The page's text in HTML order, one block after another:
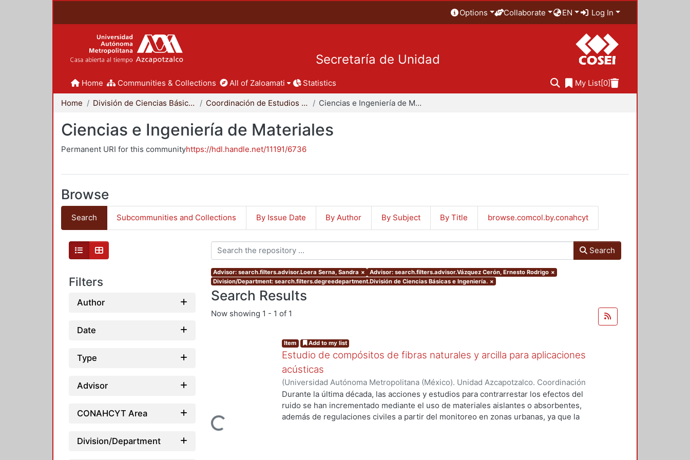
Options Collaborate EN Log In
Secretaría de Unidad
Home Communities & Collections All of Zaloamati Statistics My List[0]
Home División de Ciencias Básicas e Ingeniería Coordinación de Estudios de Posgrado - CBI Ciencias e Ingeniería de Materiales
Ciencias e Ingeniería de Materiales
Permanent URI for this communityhttps://hdl.handle.net/11191/6736
Browse
Search Subcommunities and Collections By Issue Date By Author By Subject By Title browse.comcol.by.conahcyt
Filters
Author
Date
Type
Advisor
CONAHCYT Area
Division/Department
Search
Advisor: search.filters.advisor.Loera Serna, Sandra × Advisor: search.filters.advisor.Vázquez Cerón, Ernesto Rodrigo ×
Division/Department: search.filters.degreedepartment.División de Ciencias Básicas e Ingeniería. ×
Search Results
Now showing 1 - 1 of 1
Loading...
Item Add to my list
Estudio de compósitos de fibras naturales y arcilla para aplicaciones
acústicas
(Universidad Autónoma Metropolitana (México). Unidad Azcapotzalco. Coordinación
de Servicios de Información.,2022-07 )Victoria Martínez, Uriel
Durante la última década, las acciones y estudios para contrarrestar los efectos del
ruido se han incrementado mediante el uso de materiales aislantes o absorbentes,
además de regulaciones civiles a partir del monitoreo en zonas urbanas, ya que la